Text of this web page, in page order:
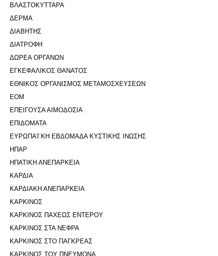
ΒΛΑΣΤΟΚΥΤΤΑΡΑ
ΔΕΡΜΑ
ΔΙΑΒΗΤΗΣ
ΔΙΑΤΡΟΦΗ
ΔΩΡΕΑ ΟΡΓΑΝΩΝ
ΕΓΚΕΦΑΛΙΚΟΣ ΘΑΝΑΤΟΣ
ΕΘΝΙΚΟΣ ΟΡΓΑΝΙΣΜΟΣ ΜΕΤΑΜΟΣΧΕΥΣΕΩΝ
ΕΟΜ
ΕΠΕΙΓΟΥΣΑ ΑΙΜΟΔΟΣΙΑ
ΕΠΙΔΟΜΑΤΑ
ΕΥΡΩΠΑΊ΄ΚΗ ΕΒΔΟΜΑΔΑ ΚΥΣΤΙΚΗΣ ΙΝΩΣΗΣ
ΗΠΑΡ
ΗΠΑΤΙΚΗ ΑΝΕΠΑΡΚΕΙΑ
ΚΑΡΔΙΑ
ΚΑΡΔΙΑΚΗ ΑΝΕΠΑΡΚΕΙΑ
ΚΑΡΚΙΝΟΣ
ΚΑΡΚΙΝΟΣ ΠΑΧΕΩΣ ΕΝΤΕΡΟΥ
ΚΑΡΚΙΝΟΣ ΣΤΑ ΝΕΦΡΑ
ΚΑΡΚΙΝΟΣ ΣΤΟ ΠΑΓΚΡΕΑΣ
ΚΑΡΚΙΝΟΣ ΤΟΥ ΠΝΕΥΜΟΝΑ